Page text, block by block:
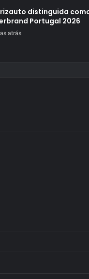
distinguida
Portugal 2026
atrás